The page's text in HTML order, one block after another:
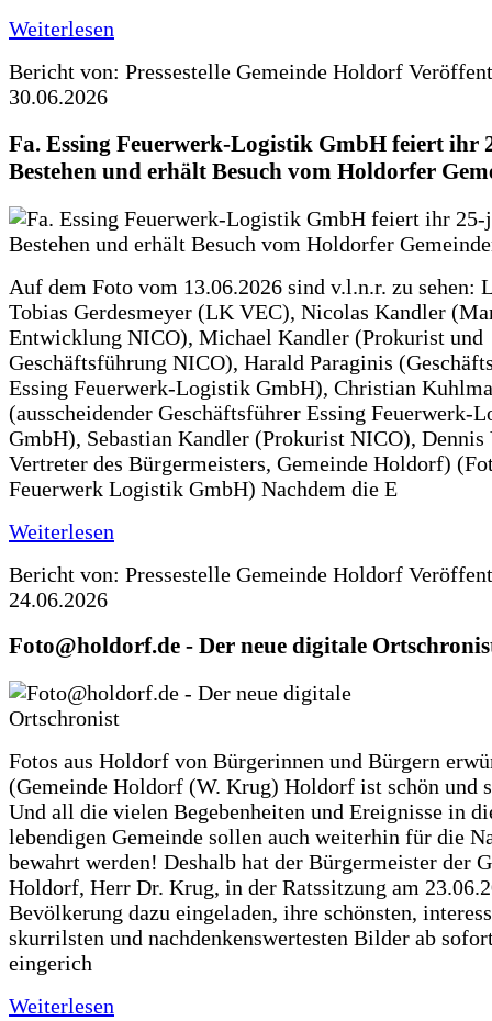
Weiterlesen
Bericht von: Pressestelle Gemeinde Holdorf
30.06.2026
Fa. Essing Feuerwerk-Logistik GmbH feiert ihr
Bestehen und erhält Besuch vom Holdorfer
Auf dem Foto vom 13.06.2026 sind v.l.n.r. zu sehen:
Tobias Gerdesmeyer (LK VEC), Nicolas Kandler
Entwicklung NICO), Michael Kandler (Prokurist und
Geschäftsführung NICO), Harald Paraginis
Essing Feuerwerk-Logistik GmbH), Christian
(ausscheidender Geschäftsführer Essing Feuerwerk-
GmbH), Sebastian Kandler (Prokurist NICO),
Vertreter des Bürgermeisters, Gemeinde Holdorf)
Feuerwerk Logistik GmbH) Nachdem die E
Weiterlesen
Bericht von: Pressestelle Gemeinde Holdorf
24.06.2026
Foto@holdorf.de - Der neue digitale
Fotos aus Holdorf von Bürgerinnen und Bürgern
(Gemeinde Holdorf (W. Krug) Holdorf ist schön und
Und all die vielen Begebenheiten und Ereignisse in
lebendigen Gemeinde sollen auch weiterhin für die
bewahrt werden! Deshalb hat der Bürgermeister der
Holdorf, Herr Dr. Krug, in der Ratssitzung am
Bevölkerung dazu eingeladen, ihre schönsten,
skurrilsten und nachdenkenswertesten Bilder ab
eingerich
Weiterlesen